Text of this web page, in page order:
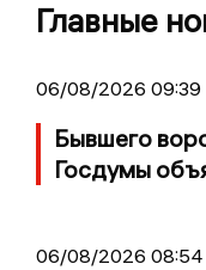
Главные
06/08/2026 09:39
Бывшего
Госдумы
06/08/2026 08:54